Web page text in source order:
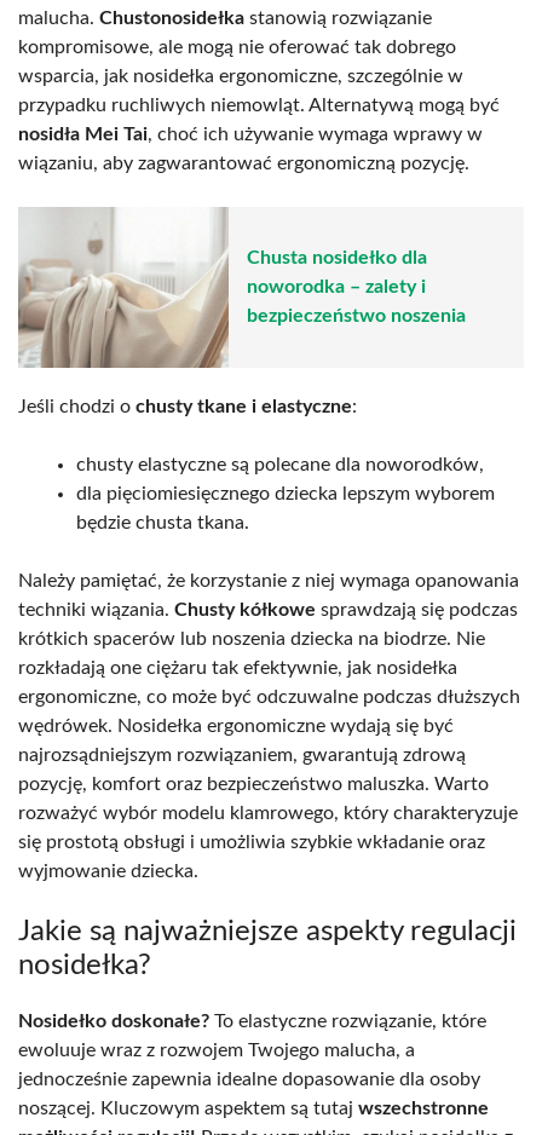
malucha. Chustonosidełka stanowią rozwiązanie
kompromisowe, ale mogą nie oferować tak dobrego
wsparcia, jak nosidełka ergonomiczne, szczególnie w
przypadku ruchliwych niemowląt. Alternatywą mogą być
nosidła Mei Tai, choć ich używanie wymaga wprawy w
wiązaniu, aby zagwarantować ergonomiczną pozycję.
Chusta nosidełko dla
noworodka – zalety i
bezpieczeństwo noszenia
Jeśli chodzi o chusty tkane i elastyczne:
chusty elastyczne są polecane dla noworodków,
dla pięciomiesięcznego dziecka lepszym wyborem
będzie chusta tkana.
Należy pamiętać, że korzystanie z niej wymaga opanowania
techniki wiązania. Chusty kółkowe sprawdzają się podczas
krótkich spacerów lub noszenia dziecka na biodrze. Nie
rozkładają one ciężaru tak efektywnie, jak nosidełka
ergonomiczne, co może być odczuwalne podczas dłuższych
wędrówek. Nosidełka ergonomiczne wydają się być
najrozsądniejszym rozwiązaniem, gwarantują zdrową
pozycję, komfort oraz bezpieczeństwo maluszka. Warto
rozważyć wybór modelu klamrowego, który charakteryzuje
się prostotą obsługi i umożliwia szybkie wkładanie oraz
wyjmowanie dziecka.
Jakie są najważniejsze aspekty regulacji
nosidełka?
Nosidełko doskonałe? To elastyczne rozwiązanie, które
ewoluuje wraz z rozwojem Twojego malucha, a
jednocześnie zapewnia idealne dopasowanie dla osoby
noszącej. Kluczowym aspektem są tutaj wszechstronne